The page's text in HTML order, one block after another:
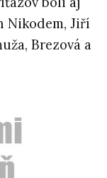
Nikodem, Jiří
Brezová a